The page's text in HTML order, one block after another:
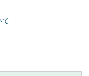
て